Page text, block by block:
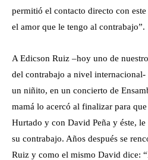
permitió el contacto directo con
el amor que le tengo al contrabajo”.
A Edicson Ruiz –hoy uno de
del contrabajo a nivel
un niñito, en un concierto de
mamá lo acercó al finalizar para
Hurtado y con David Peña y éste,
su contrabajo. Años después se
Ruiz y como el mismo David dice: